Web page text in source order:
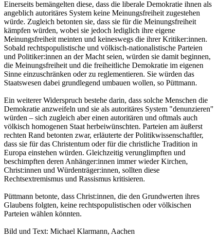
Einerseits bemängelten diese, dass die liberale Demokratie ihnen als
angeblich autoritäres System keine Meinungsfreiheit zugestehen
würde. Zugleich betonten sie, dass sie für die Meinungsfreiheit
kämpfen würden, wobei sie jedoch lediglich ihre eigene
Meinungsfreiheit meinten und keineswegs die ihrer Kritiker:innen.
Sobald rechtspopulistische und völkisch-nationalistische Parteien
und Politiker:innen an der Macht seien, würden sie damit beginnen,
die Meinungsfreiheit und die freiheitliche Demokratie im eigenen
Sinne einzuschränken oder zu reglementieren. Sie würden das
Staatswesen dabei grundlegend umbauen wollen, so Püttmann.
Ein weiterer Widerspruch bestehe darin, dass solche Menschen die
Demokratie anzweifeln und sie als autoritäres System "denunzieren"
würden – sich zugleich aber einen autoritären und oftmals auch
völkisch homogenen Staat herbeiwünschten. Parteien am äußerst
rechten Rand betonten zwar, erläuterte der Politikwissenschaftler,
dass sie für das Christentum oder für die christliche Tradition in
Europa einstehen würden. Gleichzeitig verunglimpften und
beschimpften deren Anhänger:innen immer wieder Kirchen,
Christ:innen und Würdenträger:innen, sollten diese
Rechtsextremismus und Rassismus kritisieren.
Püttmann betonte, dass Christ:innen, die den Grundwerten ihres
Glaubens folgten, keine rechtspopulistischen oder völkischen
Parteien wählen könnten.
Bild und Text: Michael Klarmann, Aachen